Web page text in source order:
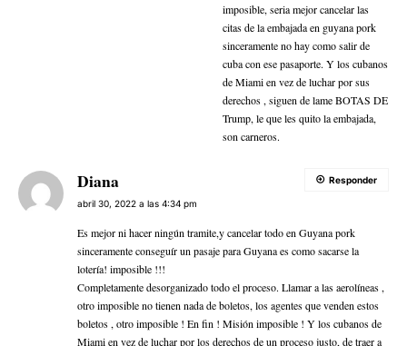
imposible, seria mejor cancelar las
citas de la embajada en guyana pork
sinceramente no hay como salir de
cuba con ese pasaporte. Y los cubanos
de Miami en vez de luchar por sus
derechos , siguen de lame BOTAS DE
Trump, le que les quito la embajada,
son carneros.
Diana
abril 30, 2022 a las 4:34 pm
Es mejor ni hacer ningún tramite,y cancelar todo en Guyana pork
sinceramente conseguír un pasaje para Guyana es como sacarse la
lotería! imposible !!!
Completamente desorganizado todo el proceso. Llamar a las aerolíneas ,
otro imposible no tienen nada de boletos, los agentes que venden estos
boletos , otro imposible ! En fin ! Misión imposible ! Y los cubanos de
Miami en vez de luchar por los derechos de un proceso justo, de traer a
Responder